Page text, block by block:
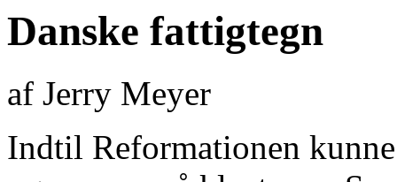
Danske fattigtegn
af Jerry Meyer
Indtil Reformationen